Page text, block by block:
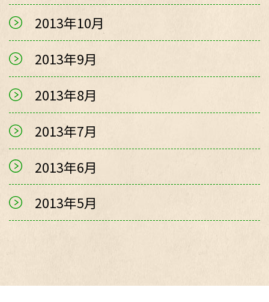
2013年10月
2013年9月
2013年8月
2013年7月
2013年6月
2013年5月